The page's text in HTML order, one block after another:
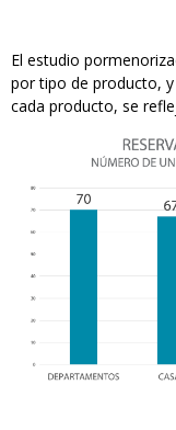
El estudio
por tipo de producto,
cada producto, se